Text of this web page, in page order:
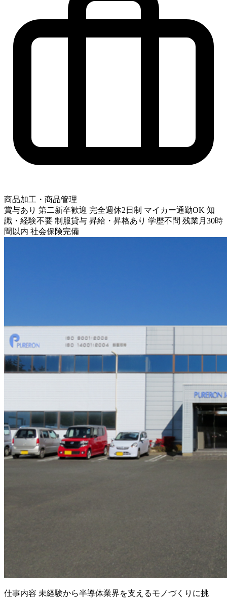
商品加工・商品管理
賞与あり 第二新卒歓迎 完全週休2日制 マイカー通勤OK 知
識・経験不要 制服貸与 昇給・昇格あり 学歴不問 残業月30時
間以内 社会保険完備
仕事内容 未経験から半導体業界を支えるモノづくりに挑